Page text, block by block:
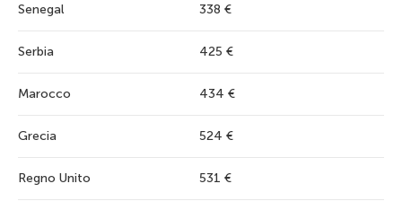
Senegal 338 €
Serbia 425 €
Marocco 434 €
Grecia 524 €
Regno Unito 531 €